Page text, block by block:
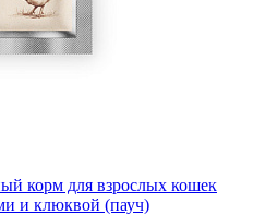
корм для взрослых кошек
и клюквой (пауч)